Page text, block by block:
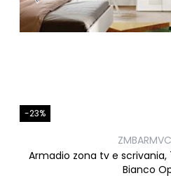
-23%
Armadio zona tv e
Bianco